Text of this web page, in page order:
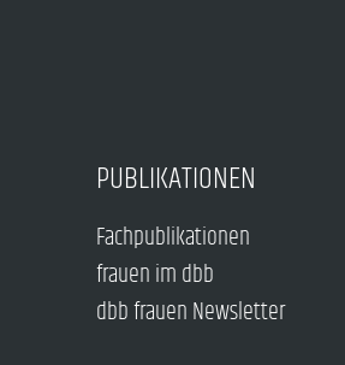
PUBLIKATIONEN
Fachpublikationen
frauen im dbb
dbb frauen Newsletter